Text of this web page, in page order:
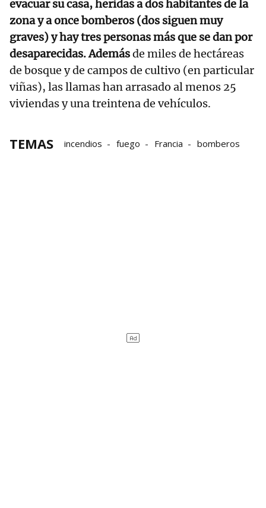
evacuar su casa, heridas a dos habitantes de la
zona y a once bomberos (dos siguen muy
graves) y hay tres personas más que se dan por
desaparecidas. Ademásde miles de hectáreas
de bosque y de campos de cultivo (en particular
viñas), las llamas han arrasado al menos 25
viviendas y una treintena de vehículos.
TEMAS incendios fuego Francia bomberos